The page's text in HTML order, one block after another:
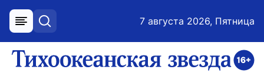
меню поиск 7 августа 2026, Пятница
ссылка на главную